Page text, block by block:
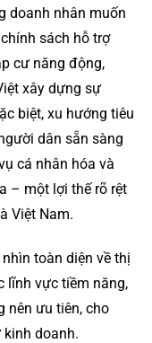
doanh nhân muốn
sách hỗ trợ
cư năng động,
xây dựng sự
biệt, xu hướng tiêu
dân sẵn sàng
cá nhân hóa và
– một lợi thế rõ rệt
Việt Nam.
toàn diện về thị
lĩnh vực tiềm năng,
nên ưu tiên, cho
doanh.